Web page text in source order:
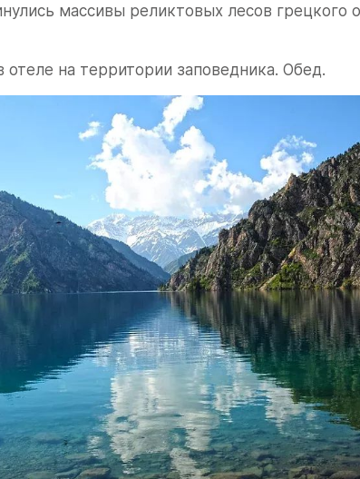
массивы реликтовых лесов грецкого
на территории заповедника. Обед.